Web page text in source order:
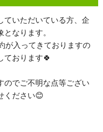
ていただいている方、企
なります。
が入ってきておりますの
ております🍀
のでご不明な点等ござい
ください😊